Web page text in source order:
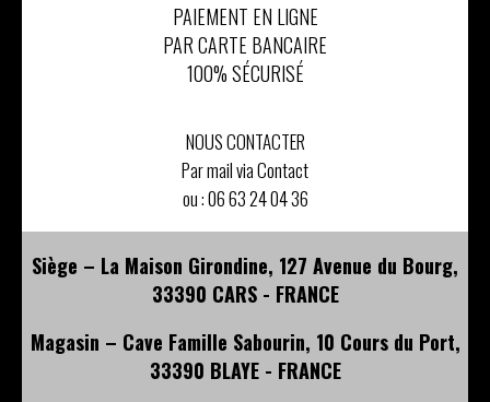
PAIEMENT EN LIGNE
PAR CARTE BANCAIRE
100% SÉCURISÉ
NOUS CONTACTER
Par mail via Contact
ou :06 63 24 04 36
Siège – La Maison Girondine, 127 Avenue du Bourg,
33390 CARS - FRANCE
Magasin – Cave Famille Sabourin, 10 Cours du Port,
33390 BLAYE - FRANCE